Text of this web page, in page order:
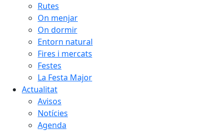
Rutes
On menjar
On dormir
Entorn natural
Fires i mercats
Festes
La Festa Major
Actualitat
Avisos
Notícies
Agenda